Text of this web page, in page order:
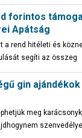
forintos
Apátság
a rend hitéleti és
segíti az összeg
gin ajándékok
meg